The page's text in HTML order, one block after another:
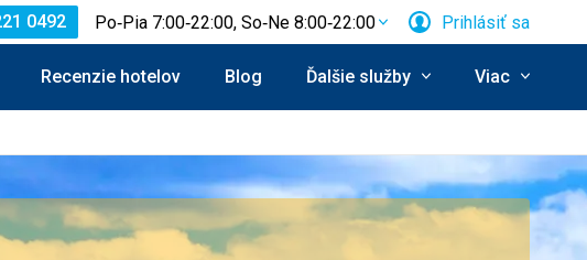
0492 Po‑Pia 7:00‑22:00, So‑Ne 8:00‑22:00 Prihlásiť sa
Recenzie hotelov Blog Ďalšie služby Viac